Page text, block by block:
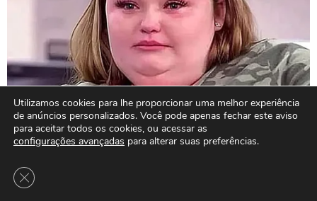
Utilizamos cookies para lhe proporcionar uma melhor experiência
de anúncios personalizados. Você pode apenas fechar este aviso
para aceitar todos os cookies, ou acessar as
configurações avançadas para alterar suas preferências.
Close GDPR Cookie Banner